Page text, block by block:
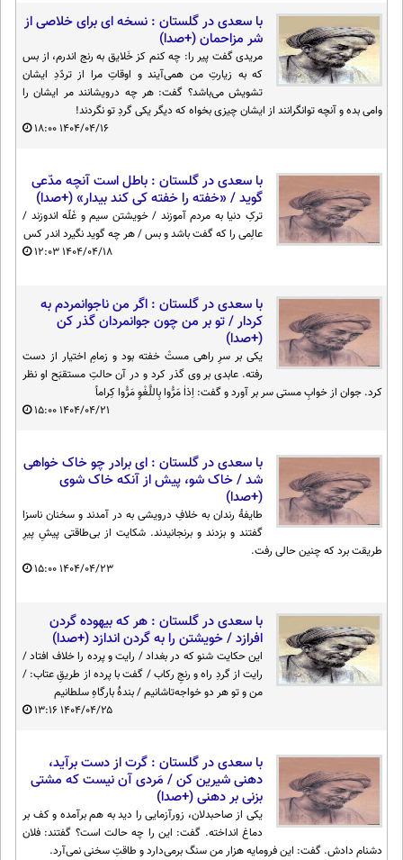
با سعدی در گلستان : نسخه ای برای خلاصی از
شر مزاحمان (+صدا)
مریدی گفت پیر را: چه کنم کز خَلایق به رنج اندرم، از بس
که به زیارتِ من همی‌آیند و اوقاتِ مرا از تردّدِ ایشان
تشویش می‌باشد؟ گفت: هر چه درویشانند مر ایشان را
وامی بده و آنچه توانگرانند از ایشان چیزی بخواه که دیگر یکی گردِ تو نگردند!
۱۴۰۴/۰۴/۱۶۱۸:۰۰
با سعدی در گلستان : باطل است آنچه مدّعی
گوید / «خفته را خفته کی کند بیدار» (+صدا)
ترکِ دنیا به مردم آموزند / خویشتن سیم و غَلّه اندوزند /
عالِمی را که گفت باشد و بس / هر چه گوید نگیرد اندر کس
۱۴۰۴/۰۴/۱۸۱۲:۰۳
با سعدی در گلستان : اگر من ناجوانمردم به
کردار / تو بر من چون جوانمردان گذر کن
(+صدا)
یکی بر سرِ راهی مستْ خفته بود و زمامِ اختیار از دست
رفته. عابدی بر وی گذر کرد و در آن حالتِ مستقبَح او نظر
کرد. جوان از خوابِ مستی سر بر آورد و گفت: اِذاٰ مَرُّوا بِاللَّغْوِ مَرُّوا کِراماً
۱۴۰۴/۰۴/۲۱۱۵:۰۰
با سعدی در گلستان : ای برادر چو خاک خواهی
شد / خاک شو، پیش از آنکه خاک شوی
(+صدا)
طایفهٔ رندان به خلافِ درویشی به در آمدند و سخنان ناسزا
گفتند و بزدند و برنجانیدند. شکایت از بی‌طاقتی پیشِ پیرِ
طریقت برد که چنین حالی رفت.
۱۴۰۴/۰۴/۲۳۱۵:۰۰
با سعدی در گلستان : هر که بیهوده گردن
افرازد / خویشتن را به گردن اندازد (+صدا)
این حکایت شنو که در بغداد / رایت و پرده را خلاف افتاد /
رایت از گردِ راه و رنجِ رکاب / گفت با پرده از طریقِ عتاب: /
من و تو هر دو خواجه‌تاشانیم / بندهٔ بارگاهِ سلطانیم
۱۴۰۴/۰۴/۲۵۱۳:۱۶
با سعدی در گلستان : گرت از دست برآید،
دهنی شیرین کن / مَردی آن نیست که مشتی
بزنی بر دهنی (+صدا)
یکی از صاحبدلان، زورآزمایی را دید به هم برآمده و کف بر
دماغ انداخته. گفت: این را چه حالت است؟ گفتند: فلان
دشنام دادش. گفت: این فرومایه هزار من سنگ برمی‌دارد و طاقتِ سخنی نمی‌آرد.